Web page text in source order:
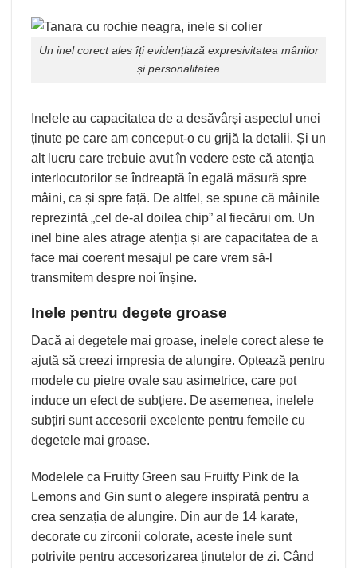
Un inel corect ales îți evidențiază expresivitatea mânilor
și personalitatea
Inelele au capacitatea de a desăvârși aspectul unei
ținute pe care am conceput-o cu grijă la detalii. Și un
alt lucru care trebuie avut în vedere este că atenția
interlocutorilor se îndreaptă în egală măsură spre
mâini, ca și spre față. De altfel, se spune că mâinile
reprezintă „cel de-al doilea chip” al fiecărui om. Un
inel bine ales atrage atenția și are capacitatea de a
face mai coerent mesajul pe care vrem să-l
transmitem despre noi înșine.
Inele pentru degete groase
Dacă ai degetele mai groase, inelele corect alese te
ajută să creezi impresia de alungire. Optează pentru
modele cu pietre ovale sau asimetrice, care pot
induce un efect de subțiere. De asemenea, inelele
subțiri sunt accesorii excelente pentru femeile cu
degetele mai groase.
Modelele ca Fruitty Green sau Fruitty Pink de la
Lemons and Gin sunt o alegere inspirată pentru a
crea senzația de alungire. Din aur de 14 karate,
decorate cu zirconii colorate, aceste inele sunt
potrivite pentru accesorizarea ținutelor de zi. Când